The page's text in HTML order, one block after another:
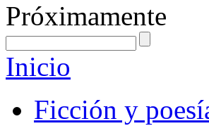
Próximamente
Inicio
Ficción y